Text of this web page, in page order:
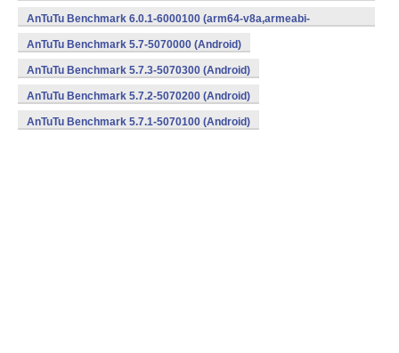
v7a,x86,x86_64) (Android)
AnTuTu Benchmark 6.0.1-6000100 (arm64-v8a,armeabi-
v7a,x86,x86_64) (Android)
AnTuTu Benchmark 5.7-5070000 (Android)
AnTuTu Benchmark 5.7.3-5070300 (Android)
AnTuTu Benchmark 5.7.2-5070200 (Android)
AnTuTu Benchmark 5.7.1-5070100 (Android)